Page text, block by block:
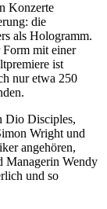
Konzerte
die
als Hologramm.
Form mit einer
ist
nur etwa 250
Dio Disciples,
Wright und
angehören,
Managerin Wendy
und so